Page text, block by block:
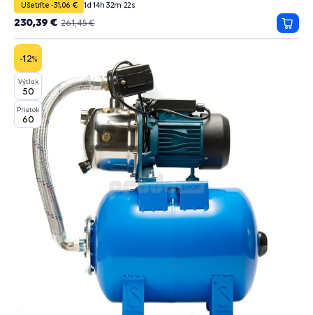
Ušetríte -31,06 € 1d 14h 32m 20s
261,45 €
230,39 €
do
-12%
Výtlak
50
Prietok
60